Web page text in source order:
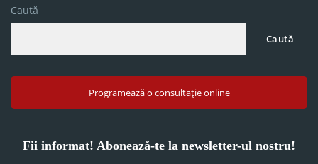
Caută
Caută
Programează o consultație online
Fii informat! Abonează-te la newsletter-ul nostru!